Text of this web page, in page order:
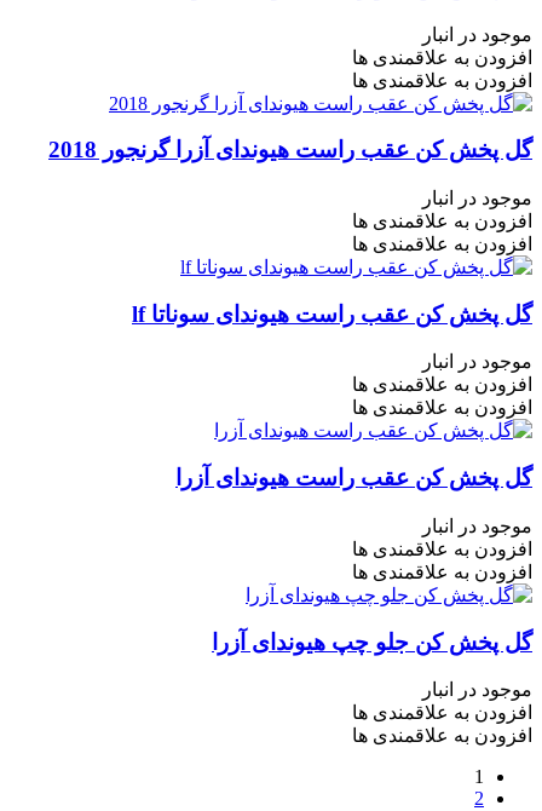
موجود در انبار
افزودن به علاقمندی ها
افزودن به علاقمندی ها
گل پخش کن عقب راست هیوندای آزرا گرنجور 2018
موجود در انبار
افزودن به علاقمندی ها
افزودن به علاقمندی ها
گل پخش کن عقب راست هیوندای سوناتا lf
موجود در انبار
افزودن به علاقمندی ها
افزودن به علاقمندی ها
گل پخش کن عقب راست هیوندای آزرا
موجود در انبار
افزودن به علاقمندی ها
افزودن به علاقمندی ها
گل پخش کن جلو چپ هیوندای آزرا
موجود در انبار
افزودن به علاقمندی ها
افزودن به علاقمندی ها
1
2